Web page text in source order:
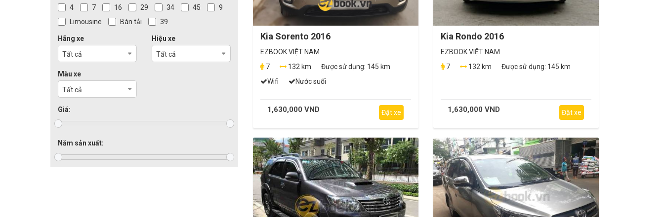
4
7 16 29 34 45
9
Limousine
Bán tải 39
Hãng xe
Tất cả
Hiệu xe
Tất cả
Màu xe
Tất cả
Giá:
Năm sản xuất:
Kia Sorento 2016
EZBOOK VIỆT NAM
7
132 km Được sử dụng: 145 km
Wifi
Nước suối
1,630,000 VND Đặt xe
Kia Rondo 2016
EZBOOK VIỆT NAM
7
132 km Được sử dụng: 145 km
1,630,000 VND Đặt xe